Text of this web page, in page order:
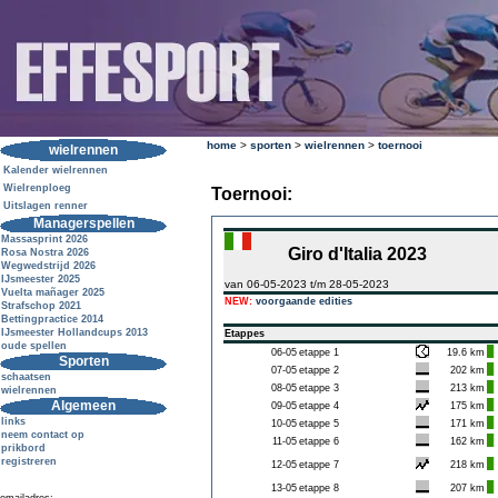
wielrennen
Kalender wielrennen
Wielrenploeg
Uitslagen renner
Managerspellen
Massasprint 2026
Rosa Nostra 2026
Wegwedstrijd 2026
IJsmeester 2025
Vuelta mañager 2025
Strafschop 2021
Bettingpractice 2014
IJsmeester Hollandcups 2013
oude spellen
Sporten
schaatsen
wielrennen
Algemeen
links
neem contact op
prikbord
registreren
home > sporten > wielrennen > toernooi
Toernooi:
Giro d'Italia 2023
van 06-05-2023 t/m 28-05-2023
NEW: voorgaande edities
Etappes
06-05 etappe 1
19.6 km
07-05 etappe 2
202 km
08-05 etappe 3
213 km
09-05 etappe 4
175 km
10-05 etappe 5
171 km
11-05 etappe 6 162 km
12-05 etappe 7 218 km
13-05 etappe 8
207 km